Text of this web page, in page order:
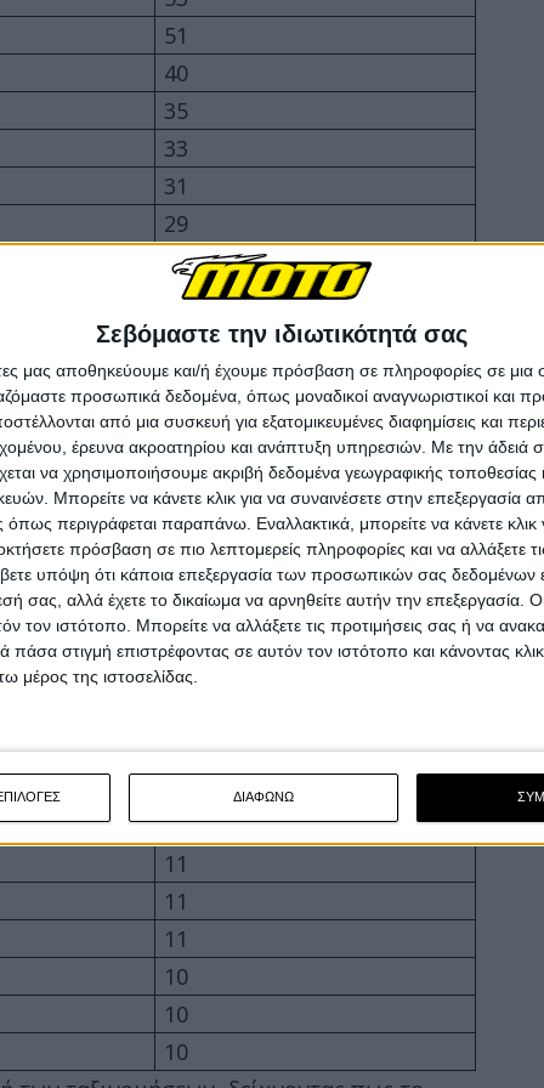
Σεβόμαστε την ιδιωτικότητά σας
μας αποθηκεύουμε και/ή έχουμε πρόσβαση σε πληροφορίες σε
προσωπικά δεδομένα, όπως μοναδικοί αναγνωριστικοί και
από μια συσκευή για εξατομικευμένες διαφημίσεις και
έρευνα ακροατηρίου και ανάπτυξη υπηρεσιών. Με την άδειά
να χρησιμοποιήσουμε ακριβή δεδομένα γεωγραφικής τοποθεσίας
Μπορείτε να κάνετε κλικ για να συναινέσετε στην επεξεργασία
περιγράφεται παραπάνω. Εναλλακτικά, μπορείτε να κάνετε κλικ
πρόσβαση σε πιο λεπτομερείς πληροφορίες και να αλλάξετε
υπόψη ότι κάποια επεξεργασία των προσωπικών σας δεδομένων
σας, αλλά έχετε το δικαίωμα να αρνηθείτε αυτήν την επεξεργασία.
τον ιστότοπο. Μπορείτε να αλλάξετε τις προτιμήσεις σας ή να
στιγμή επιστρέφοντας σε αυτόν τον ιστότοπο και κάνοντας
μέρος της ιστοσελίδας.
ΔΙΑΦΩΝΩ
51
40
35
33
31
29
26
25
22
21
20
20
20
17
16
16
13
13
12
12
11
11
11
10
10
10